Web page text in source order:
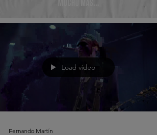
Load video
Fernando Martín